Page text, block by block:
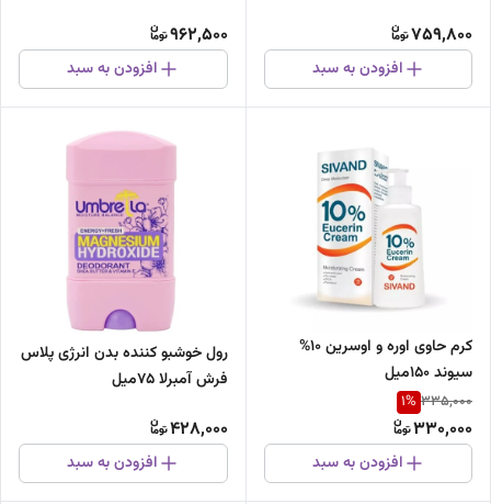
759,800
افزودن به سبد
962,500
افزودن به سبد
کرم حاوی اوره و اوسرین 10%
سیوند 150میل
335,000
1%
330,000
افزودن به سبد
رول خوشبو کننده بدن انرژی پلاس
فرش آمبرلا 75میل
428,000
افزودن به سبد